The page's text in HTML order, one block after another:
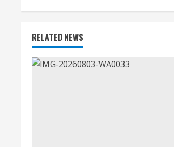
n
u
e
RELATED NEWS